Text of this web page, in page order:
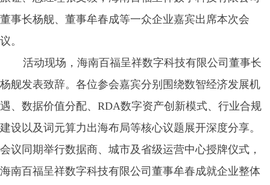
董事长杨舰、董事牟春成等一众企业嘉宾出席本次会
议。
活动现场，海南百福呈祥数字科技有限公司董事长
杨舰发表致辞。各位参会嘉宾分别围绕数智经济发展机
遇、数据价值分配、RDA数字资产创新模式、行业合规
建设以及词元算力出海布局等核心议题展开深度分享。
会议同期举行数据商、城市及省级运营中心授牌仪式，
海南百福呈祥数字科技有限公司董事牟春成就企业整体